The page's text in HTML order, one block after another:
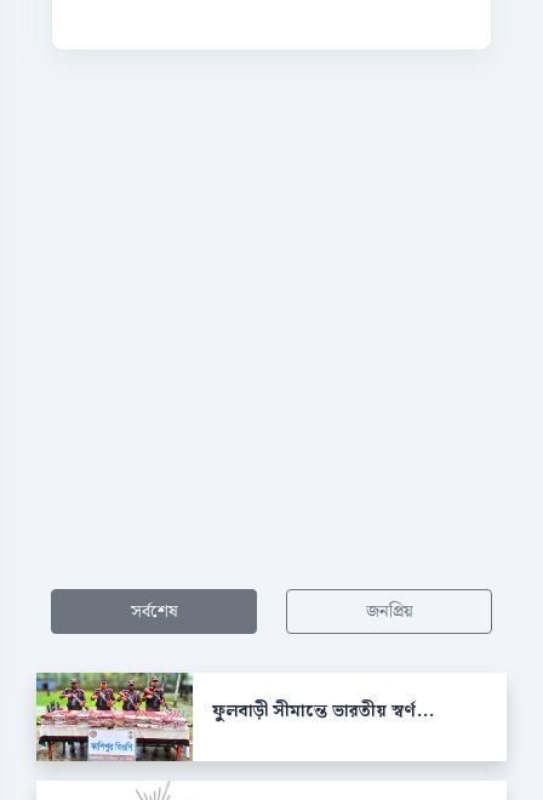
সর্বশেষ জনপ্রিয়
ফুলবাড়ী সীমান্তে ভারতীয় স্বর্ণ...